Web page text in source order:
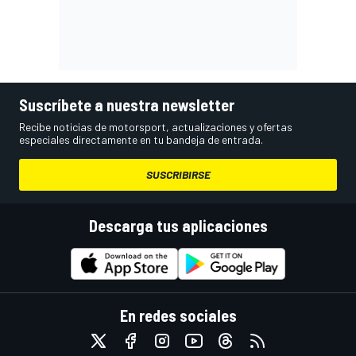
Suscríbete a nuestra newsletter
Recibe noticias de motorsport, actualizaciones y ofertas
especiales directamente en tu bandeja de entrada.
SUSCRIBIRSE
Descarga tus aplicaciones
En redes sociales